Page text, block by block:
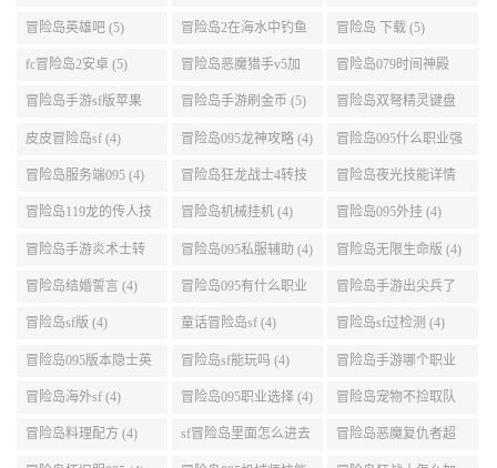
势 (5) 点 (5)
冒险岛英雄吧 (5) 冒险岛2在海水中钓鱼
(5)
冒险岛 下载 (5)
fc冒险岛2安卓 (5) 冒险岛恶魔猎手v5加
点 (5)
冒险岛079时间神殿
999任务 (5)
冒险岛手游sf版苹果
(5)
冒险岛手游刷金币 (5) 冒险岛双弩精灵键盘
设置 (5)
皮皮冒险岛sf (4) 冒险岛095龙神攻略 (4) 冒险岛095什么职业强
(4)
冒险岛服务端095 (4) 冒险岛狂龙战士4转技
能加点 (4)
冒险岛夜光技能详情
(4)
冒险岛119龙的传人技
能加点 (4)
冒险岛机械挂机 (4) 冒险岛095外挂 (4)
冒险岛手游炎术士转
职 (4)
冒险岛095私服辅助 (4) 冒险岛无限生命版 (4)
冒险岛结婚誓言 (4) 冒险岛095有什么职业
(4)
冒险岛手游出尖兵了
吗 (4)
冒险岛sf版 (4) 童话冒险岛sf (4) 冒险岛sf过检测 (4)
冒险岛095版本隐士英
雄后期玩哪个好 (4)
冒险岛sf能玩吗 (4) 冒险岛手游哪个职业
厉害 (4)
冒险岛海外sf (4) 冒险岛095职业选择 (4) 冒险岛宠物不捡取队
友的东西 (4)
冒险岛料理配方 (4) sf冒险岛里面怎么进去 冒险岛恶魔复仇者超